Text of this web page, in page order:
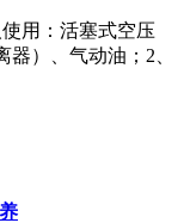
用：活塞式空压
）、气动油；2、